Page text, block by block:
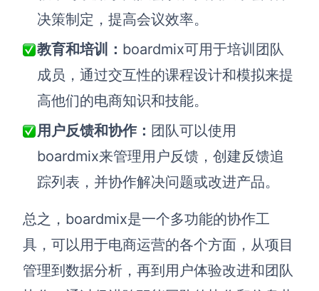
决策制定，提高会议效率。
教育和培训： boardmix可用于培训团队
成员，通过交互性的课程设计和模拟来提
高他们的电商知识和技能。
用户反馈和协作： 团队可以使用
boardmix来管理用户反馈，创建反馈追
踪列表，并协作解决问题或改进产品。
总之，boardmix是一个多功能的协作工
具，可以用于电商运营的各个方面，从项目
管理到数据分析，再到用户体验改进和团队